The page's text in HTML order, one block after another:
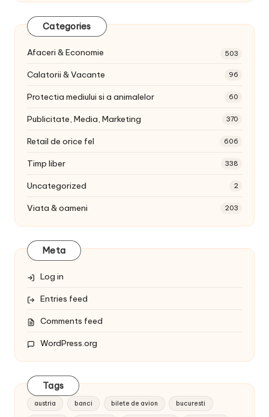
Categories
Afaceri & Economie 503
Calatorii & Vacante 96
Protectia mediului si a animalelor 60
Publicitate, Media, Marketing 370
Retail de orice fel 606
Timp liber 338
Uncategorized 2
Viata & oameni 203
Meta
Log in
Entries feed
Comments feed
WordPress.org
Tags
austria banci bilete de avion bucuresti